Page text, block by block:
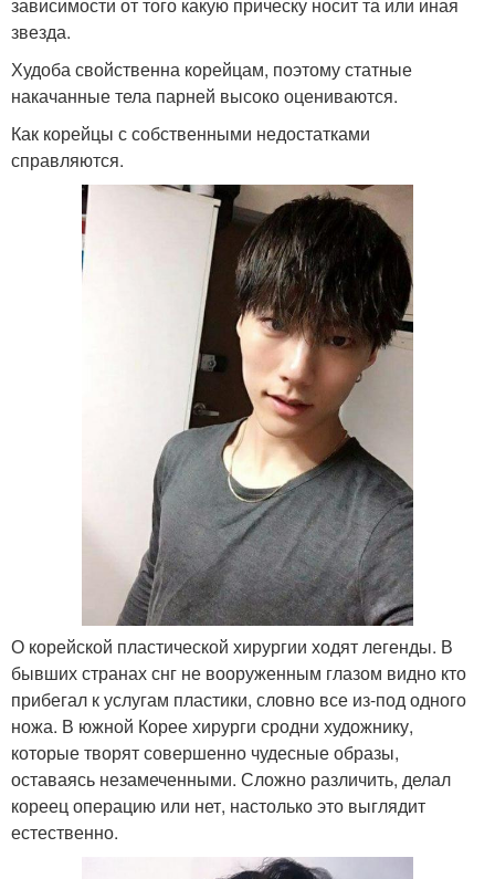
звезда.
Худоба свойственна корейцам, поэтому статные
накачанные тела парней высоко оцениваются.
Как корейцы с собственными недостатками
справляются.
О корейской пластической хирургии ходят легенды. В
бывших странах снг не вооруженным глазом видно кто
прибегал к услугам пластики, словно все из-под одного
ножа. В южной Корее хирурги сродни художнику,
которые творят совершенно чудесные образы,
оставаясь незамеченными. Сложно различить, делал
кореец операцию или нет, настолько это выглядит
естественно.